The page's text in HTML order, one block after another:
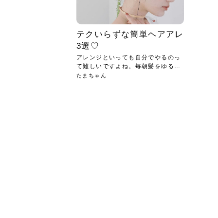
テクいらずな簡単ヘアアレ
3選♡
アレンジといっても自分でやるのっ
て難しいですよね。毎朝髪をゆるふ
わに...
たまちゃん